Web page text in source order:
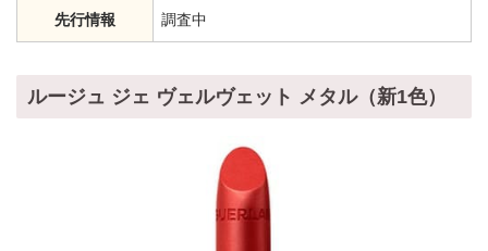
先行情報 調査中
ルージュ ジェ ヴェルヴェット メタル（新1色）